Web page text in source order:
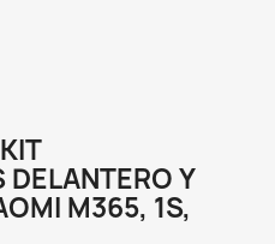
DELANTERO Y
M365, 1S,